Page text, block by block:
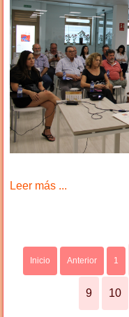
Leer más ...
Inicio Anterior 1
9 10